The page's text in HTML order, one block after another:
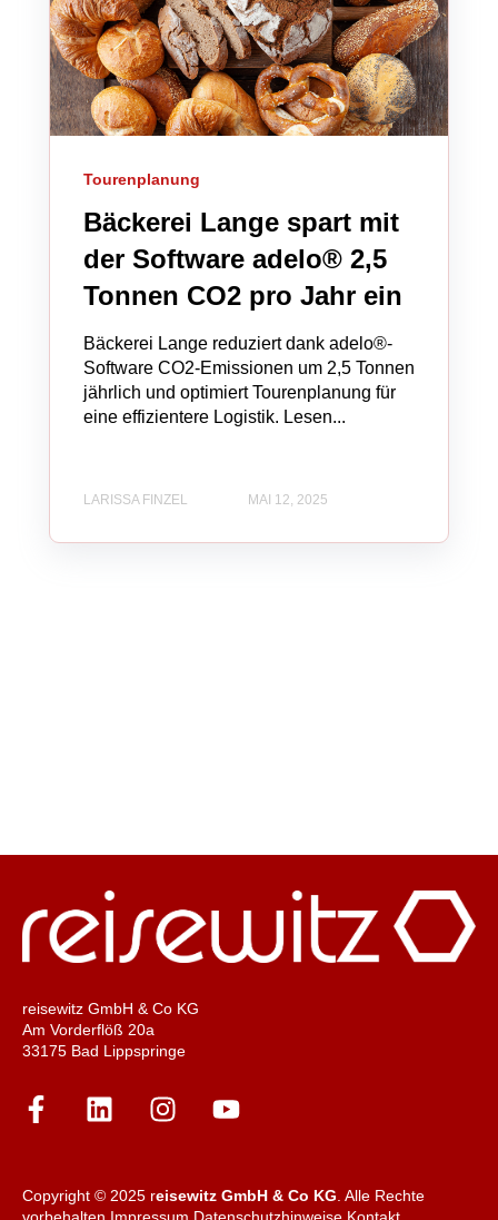
Tourenplanung
Bäckerei Lange spart mit
der Software adelo® 2,5
Tonnen CO2 pro Jahr ein
Bäckerei Lange reduziert dank adelo®-
Software CO2-Emissionen um 2,5 Tonnen
jährlich und optimiert Tourenplanung für
eine effizientere Logistik. Lesen...
LARISSA FINZEL MAI 12, 2025
reisewitz GmbH & Co KG
Am Vorderflöß 20a
33175 Bad Lippspringe
Copyright © 2025 reisewitz GmbH & Co KG. Alle Rechte